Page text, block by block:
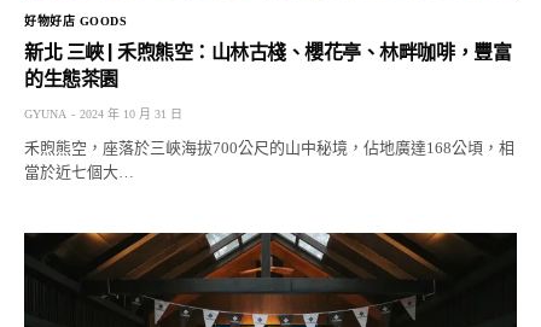
好物好店 GOODS
新北 三峽 | 禾煦熊空：山林古棧、櫻花亭、林畔咖啡，豐富
的生態茶園
GYUNA 2024 年 10 月 31 日
禾煦熊空，座落於三峽海拔700公尺的山中秘境，佔地廣達168公頃，相
當於近七個大…